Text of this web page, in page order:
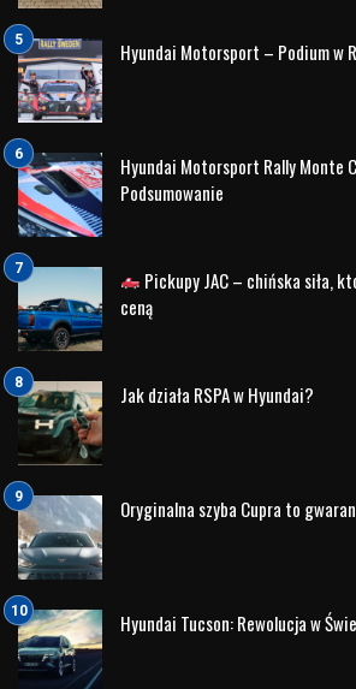
Terminy szkoleń:
Volvo Nord Auto Olsztyn
salon przy Al. Warszawskiej 117D – tu
wydarzenie:Wydarzenia – Nord Auto
partner.pl)
Volvo Nord Auto Białystok
–
salon przy Al. Jana Pawła II 89 w
zapiszesz się na wydarzenie:
Białystok (volvocars-partner.pl)
Szczegóły: